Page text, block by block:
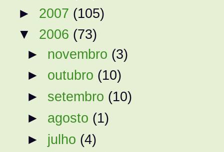
► 2007 (105)
▼ 2006 (73)
► novembro (3)
► outubro (10)
► setembro (10)
► agosto (1)
► julho (4)